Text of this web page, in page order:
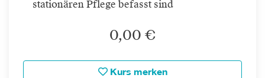
stationären Pflege befasst sind
0,00 €
Kurs merken